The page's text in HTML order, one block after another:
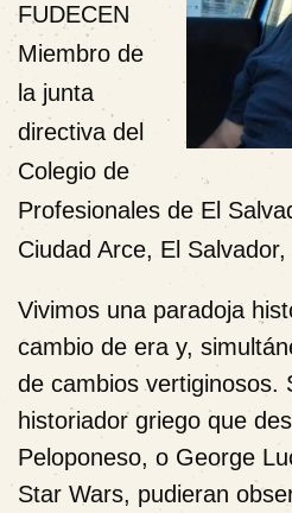
FUDECEN
Miembro de
la junta
directiva del
Colegio de
Profesionales de El
Ciudad Arce, El
Vivimos una paradoja
cambio de era y,
de cambios vertiginosos.
historiador griego que
Peloponeso, o George
Star Wars, pudieran